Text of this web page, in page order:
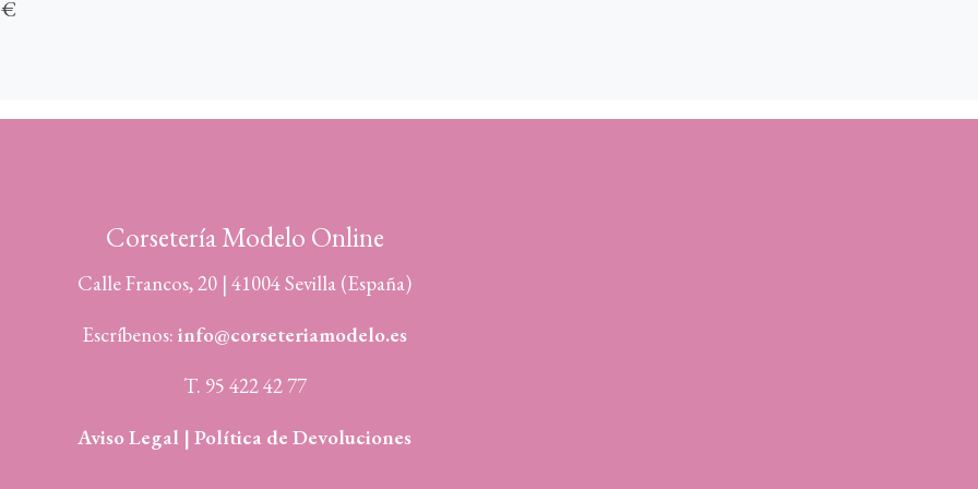
€
Corsetería Modelo Online
Calle Francos, 20 | 41004 Sevilla (España)
Escríbenos: info@corseteriamodelo.es
T. 95 422 42 77
Aviso Legal | Política de Devoluciones